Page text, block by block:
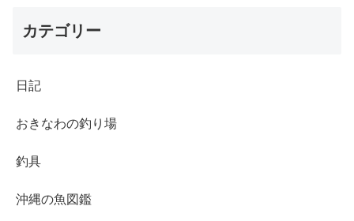
カテゴリー
日記
おきなわの釣り場
釣具
沖縄の魚図鑑